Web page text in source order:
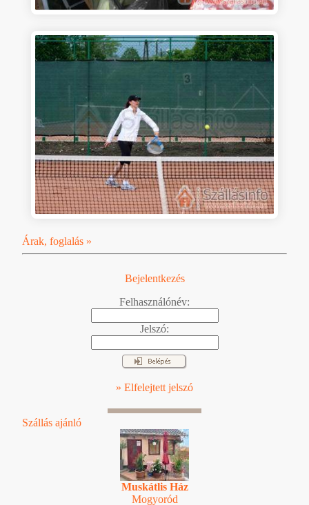
Árak, foglalás »
Bejelentkezés
Felhasználónév:
Jelszó:
» Elfelejtett jelszó
Szállás ajánló
Muskátlis Ház
Mogyoród